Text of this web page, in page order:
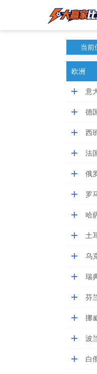
当前
欧洲
意
德
西
法
俄
罗
哈
土
乌
瑞
芬
挪
波
白